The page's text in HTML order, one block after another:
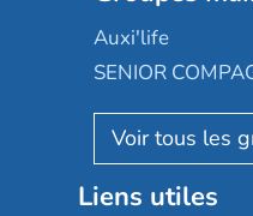
Reseda
Stella
Les villages d'or
Le Noble Âge
Almage
Résidalya
Groupe aplus
Auxi'life
SENIOR
AGE D'OR
Liens utiles